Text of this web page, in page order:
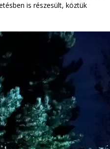
is részesült, köztük